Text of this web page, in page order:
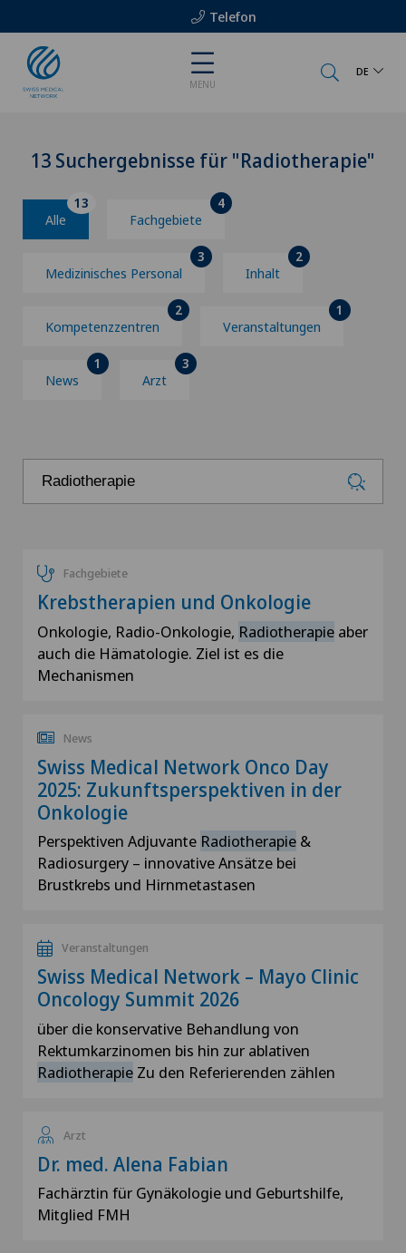
Telefon
MENU
DE
13 Suchergebnisse für "Radiotherapie"
Alle
13
Fachgebiete
4
Medizinisches Personal
3
Inhalt
2
Kompetenzzentren
2
Veranstaltungen
1
News
1
Arzt
3
Fachgebiete
Krebstherapien und Onkologie
Onkologie, Radio-Onkologie, Radiotherapie aber
auch die Hämatologie. Ziel ist es die
Mechanismen
News
Swiss Medical Network Onco Day
2025: Zukunftsperspektiven in der
Onkologie
Perspektiven Adjuvante Radiotherapie &
Radiosurgery – innovative Ansätze bei
Brustkrebs und Hirnmetastasen
Veranstaltungen
Swiss Medical Network – Mayo Clinic
Oncology Summit 2026
über die konservative Behandlung von
Rektumkarzinomen bis hin zur ablativen
Radiotherapie Zu den Referierenden zählen
Arzt
Dr. med. Alena Fabian
Fachärztin für Gynäkologie und Geburtshilfe,
Mitglied FMH